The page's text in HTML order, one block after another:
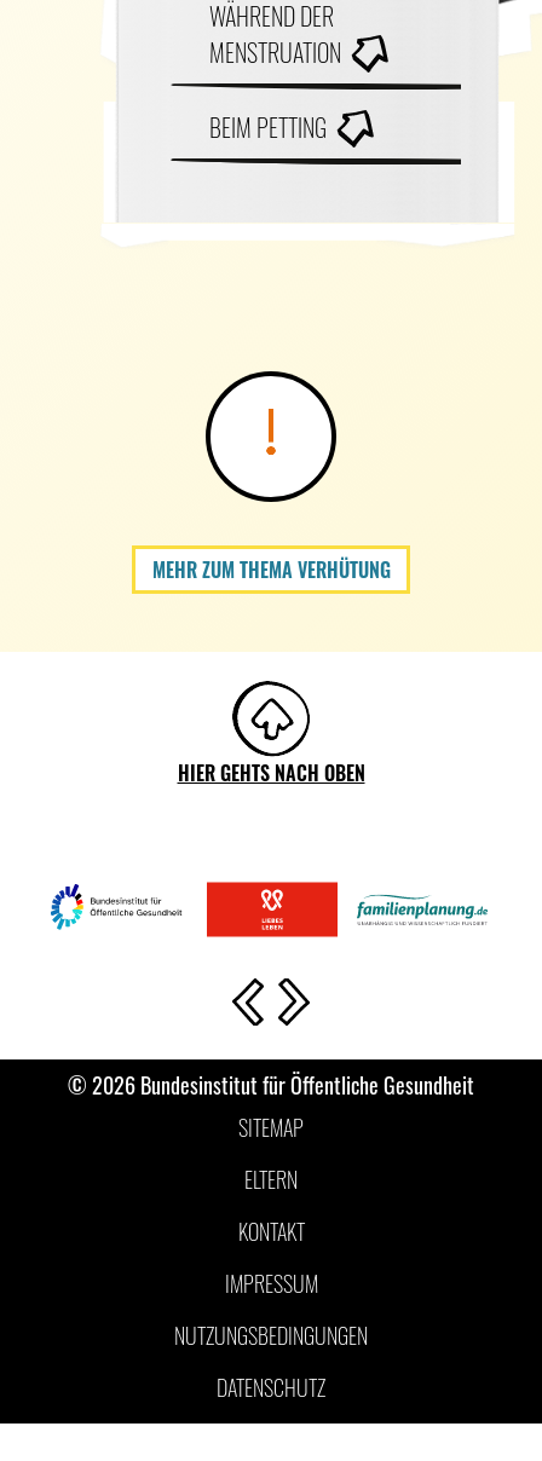
WÄHREND DER
MENSTRUATION
BEIM PETTING
MEHR ZUM THEMA VERHÜTUNG
HIER GEHTS NACH OBEN
Vorherige Slide
Nächste Slide
© 2026 Bundesinstitut für Öffentliche Gesundheit
SITEMAP
ELTERN
KONTAKT
IMPRESSUM
NUTZUNGSBEDINGUNGEN
DATENSCHUTZ